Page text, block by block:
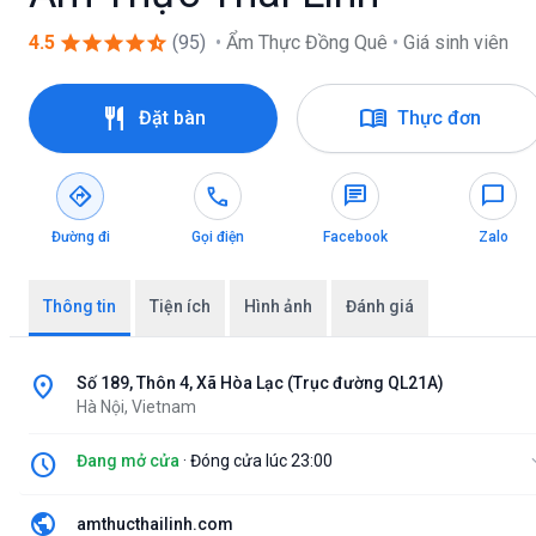
4.5 starstarstarstarstar_half (95) • Ẩm Thực Đồng Quê • Giá sinh viên
restaurant Đặt bàn menu_book Thực đơn
directions
Đường đi
call
Gọi điện
chat
Facebook
chat_bubble
Zalo
Thông tin Tiện ích Hình ảnh Đánh giá
location_on
Số 189, Thôn 4, Xã Hòa Lạc (Trục đường QL21A)
Hà Nội, Vietnam
schedule Đang mở cửa · Đóng cửa lúc 23:00
public amthucthailinh.com